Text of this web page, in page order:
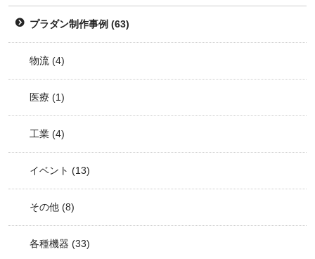
プラダン制作事例 (63)
物流 (4)
医療 (1)
工業 (4)
イベント (13)
その他 (8)
各種機器 (33)